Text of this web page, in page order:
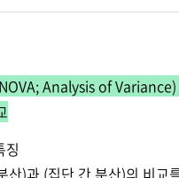
Analysis of Variance)
징
산)과 (집단 간 분산)의 비교